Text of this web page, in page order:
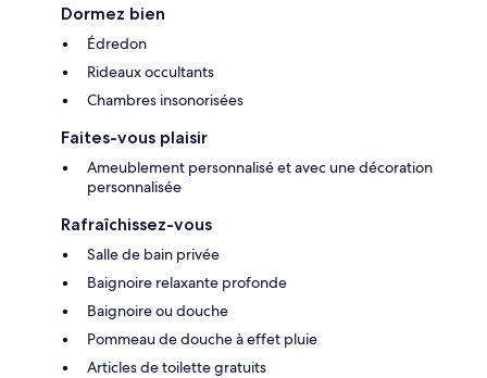
Dormez bien
Édredon
Rideaux occultants
Chambres insonorisées
Faites-vous plaisir
Ameublement personnalisé et avec une décoration
personnalisée
Rafraîchissez-vous
Salle de bain privée
Baignoire relaxante profonde
Baignoire ou douche
Pommeau de douche à effet pluie
Articles de toilette gratuits